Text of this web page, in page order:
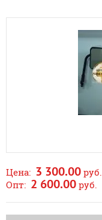
Цена: 3 300.00 руб.
Опт: 2 600.00 руб.